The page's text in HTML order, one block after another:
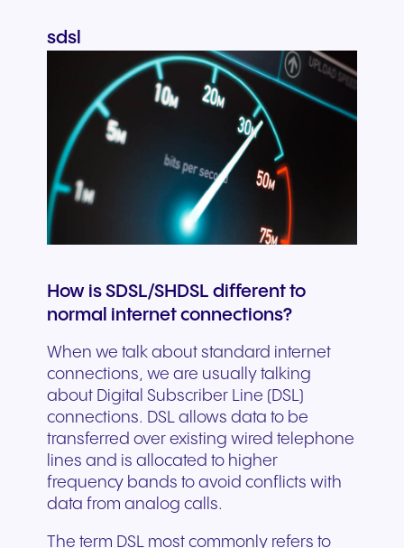
sdsl
How is SDSL/SHDSL different to
normal internet connections?
When we talk about standard internet
connections, we are usually talking
about Digital Subscriber Line (DSL)
connections. DSL allows data to be
transferred over existing wired telephone
lines and is allocated to higher
frequency bands to avoid conflicts with
data from analog calls.
The term DSL most commonly refers to